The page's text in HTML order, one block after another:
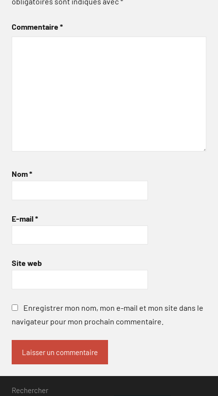
Commentaire*
Nom*
E-mail *
Site web
Enregistrer mon nom, mon e-mail et mon site dans le
navigateur pour mon prochain commentaire.
Rechercher